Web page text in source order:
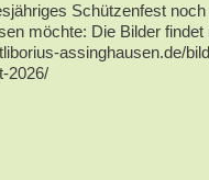
Schützenfest
möchte: Die Bilder findet
assinghausen.de/
2026/